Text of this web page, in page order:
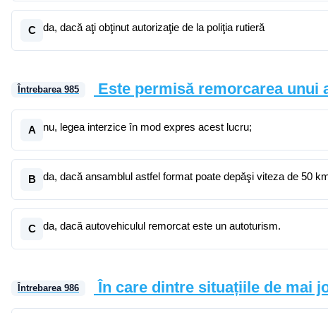
C da, dacă aţi obţinut autorizaţie de la poliţia rutieră
Întrebarea 985 Este permisă remorcarea unui
A nu, legea interzice în mod expres acest lucru;
B da, dacă ansamblul astfel format poate depăşi viteza de 50
C da, dacă autovehiculul remorcat este un autoturism.
Întrebarea 986 În care dintre situațiile de mai